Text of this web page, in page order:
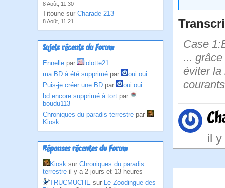
8 Août, 11:30
Titoune sur Charade 213
8 Août, 11:21
Sujets récents du Forum
Ennelle par
lolotte21
ma BD à été supprimé par
oui oui
Puis-je créer une BD par
oui oui
bd encore supprimé à tort par
boudu113
Chroniques du paradis terrestre par
Kiosk
Réponses récentes du Forum
Kiosk sur Chroniques du paradis
terrestre il y a 2 jours et 13 heures
TRUCMUCHE sur Le Zoodingue des
Case
...
éviter la
il